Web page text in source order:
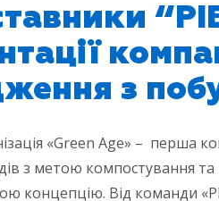
з
«Green Age» – перша
з метою компостування
концепцію. Від команди